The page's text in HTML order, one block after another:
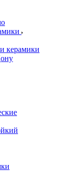
керамики